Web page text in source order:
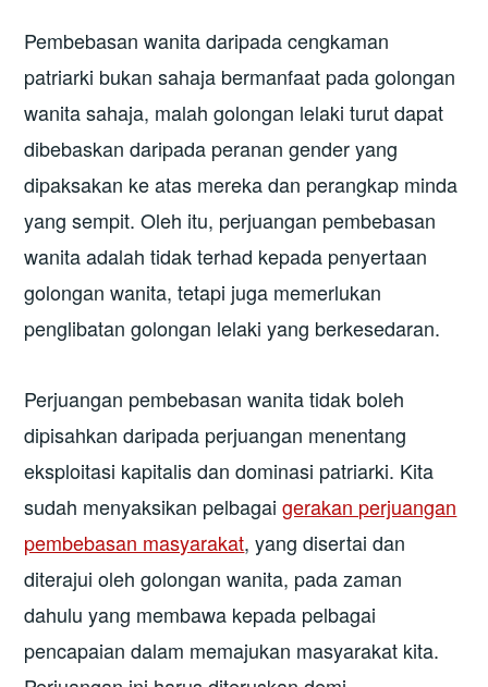
Pembebasan wanita daripada cengkaman
patriarki bukan sahaja bermanfaat pada golongan
wanita sahaja, malah golongan lelaki turut dapat
dibebaskan daripada peranan gender yang
dipaksakan ke atas mereka dan perangkap minda
yang sempit. Oleh itu, perjuangan pembebasan
wanita adalah tidak terhad kepada penyertaan
golongan wanita, tetapi juga memerlukan
penglibatan golongan lelaki yang berkesedaran.
Perjuangan pembebasan wanita tidak boleh
dipisahkan daripada perjuangan menentang
eksploitasi kapitalis dan dominasi patriarki. Kita
sudah menyaksikan pelbagaigerakan perjuangan
pembebasan masyarakat, yang disertai dan
diterajui oleh golongan wanita, pada zaman
dahulu yang membawa kepada pelbagai
pencapaian dalam memajukan masyarakat kita.